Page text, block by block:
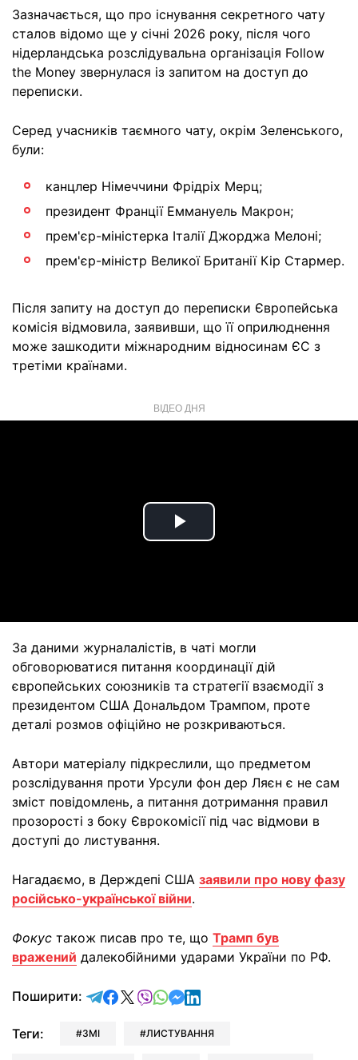
Зазначається, що про існування секретного чату
сталов відомо ще у січні 2026 року, після чого
нідерландська розслідувальна організація Follow
the Money звернулася із запитом на доступ до
переписки.
Серед учасників таємного чату, окрім Зеленського,
були:
канцлер Німеччини Фрідріх Мерц;
президент Франції Еммануель Макрон;
прем'єр-міністерка Італії Джорджа Мелоні;
прем'єр-міністр Великої Британії Кір Стармер.
Після запиту на доступ до переписки Європейська
комісія відмовила, заявивши, що її оприлюднення
може зашкодити міжнародним відносинам ЄС з
третіми країнами.
ВІДЕО ДНЯ
Play
За даними журналалістів, в чаті могли
обговорюватися питання координації дій
європейських союзників та стратегії взаємодії з
президентом США Дональдом Трампом, проте
деталі розмов офіційно не розкриваються.
Автори матеріалу підкреслили, що предметом
розслідування проти Урсули фон дер Ляєн є не сам
зміст повідомлень, а питання дотримання правил
прозорості з боку Єврокомісії під час відмови в
доступі до листування.
Нагадаємо, в Держдепі США заявили про нову фазу
російсько-української війни.
Фокус також писав про те, що Трамп був
вражений далекобійними ударами України по РФ.
Поширити: відправити у Telegram
поділитись у Facebook
поділитись у X
відправити у Viber
відправити у Whatsapp
відправити у Messenger
відправити у LinkedIn
Теги: ЗМІ ЛИСТУВАННЯ